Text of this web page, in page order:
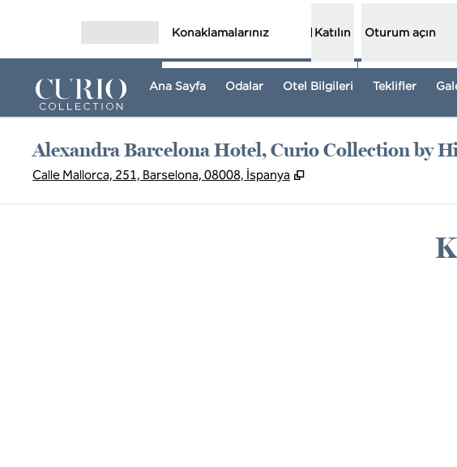
Konaklamalarınız Katılın Oturum açın
Ana Sayfa Odalar Otel Bilgileri Teklifler
Alexandra Barcelona Hotel, Curio Collection by
Calle Mallorca, 251, Barselona, 08008, İspanya ,